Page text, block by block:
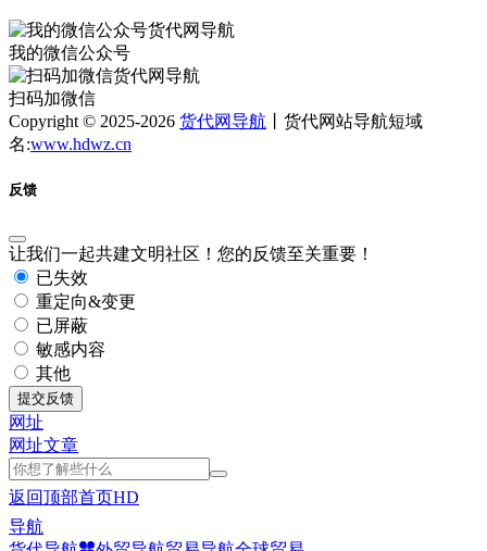
我的微信公众号
扫码加微信
Copyright © 2025-2026 货代网导航 丨货代网站导航短域
名:www.hdwz.cn
反馈
让我们一起共建文明社区！您的反馈至关重要！
已失效
重定向&变更
已屏蔽
敏感内容
其他
提交反馈
网址
网址文章
返回顶部首页HD
导航